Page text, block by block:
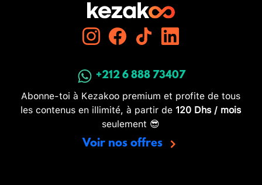
+212 6 888 73407
Abonne-toi à Kezakoo premium et profite de tous
les contenus en illimité, à partir de 120 Dhs / mois
seulement 😎
Voir nos offres